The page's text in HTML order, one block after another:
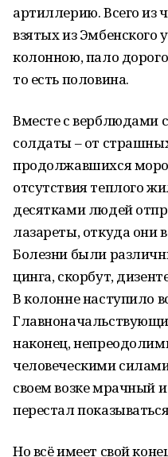
артиллерию. Всего из
взятых из Эмбенского
колонною, пало
то есть половина.
Вместе с верблюдами
солдаты – от
продолжавшихся
отсутствия теплого
десятками людей
лазареты, откуда они
Болезни были
цинга, скорбут,
В колонне наступило
наконец,
человеческими
своем возке мрачный
перестал
Но всё имеет свой